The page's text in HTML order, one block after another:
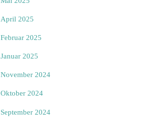
April 2025
Februar 2025
Januar 2025
November 2024
Oktober 2024
September 2024